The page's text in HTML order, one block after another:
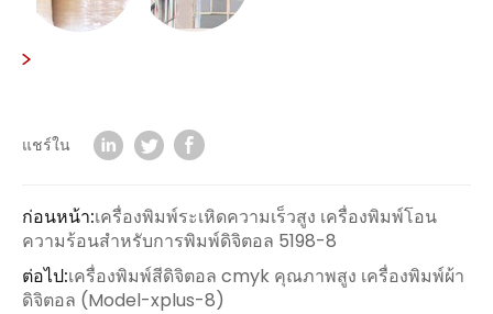
แชร์ใน
ก่อนหน้า:เครื่องพิมพ์ระเหิดความเร็วสูง เครื่องพิมพ์โอน
ความร้อนสำหรับการพิมพ์ดิจิตอล 5198-8
ต่อไป:เครื่องพิมพ์สีดิจิตอล cmyk คุณภาพสูง เครื่องพิมพ์ผ้า
ดิจิตอล (Model-xplus-8)